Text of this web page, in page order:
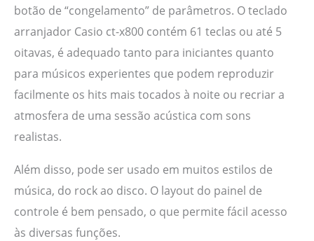
botão de “congelamento” de parâmetros. O teclado
arranjador Casio ct-x800 contém 61 teclas ou até 5
oitavas, é adequado tanto para iniciantes quanto
para músicos experientes que podem reproduzir
facilmente os hits mais tocados à noite ou recriar a
atmosfera de uma sessão acústica com sons
realistas.
Além disso, pode ser usado em muitos estilos de
música, do rock ao disco. O layout do painel de
controle é bem pensado, o que permite fácil acesso
às diversas funções.